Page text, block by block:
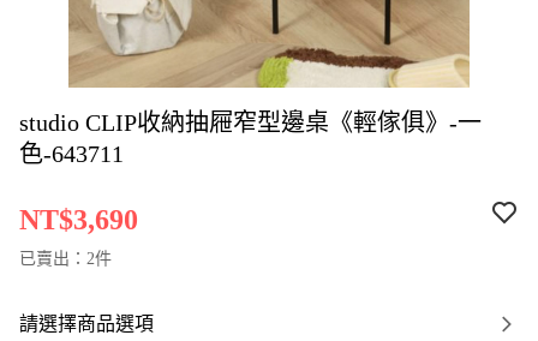
studio CLIP收納抽屜窄型邊桌《輕傢俱》-一
色-643711
NT$3,690
已賣出：2件
請選擇商品選項